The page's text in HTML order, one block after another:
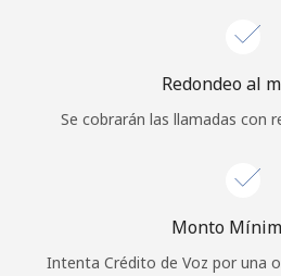
o
Continuar
Redondeo al
Se cobrarán las llamadas con
Monto
Intenta Crédito de Voz por una